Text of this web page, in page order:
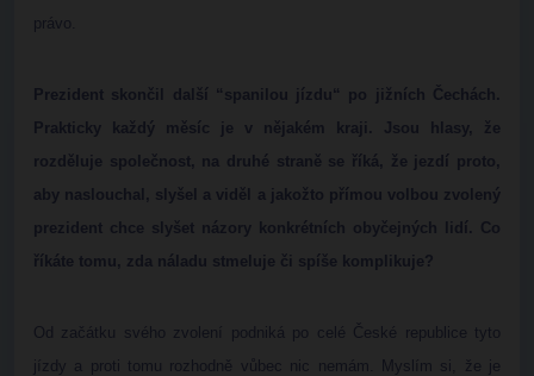
právo.
Prezident skončil další “spanilou jízdu“ po jižních Čechách.
Prakticky každý měsíc je v nějakém kraji. Jsou hlasy, že
rozděluje společnost, na druhé straně se říká, že jezdí proto,
aby naslouchal, slyšel a viděl a jakožto přímou volbou zvolený
prezident chce slyšet názory konkrétních obyčejných lidí. Co
říkáte tomu, zda náladu stmeluje či spíše komplikuje?
Od začátku svého zvolení podniká po celé České republice tyto
jízdy a proti tomu rozhodně vůbec nic nemám. Myslím si, že je